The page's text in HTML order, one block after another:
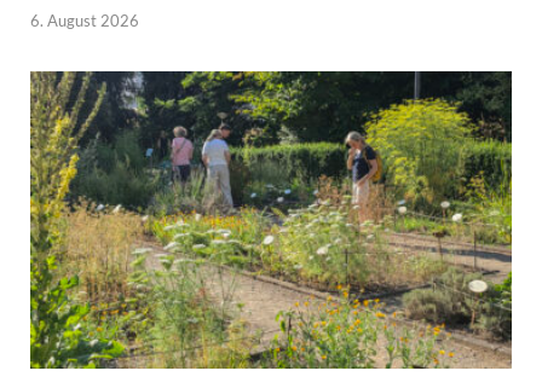
6. August 2026